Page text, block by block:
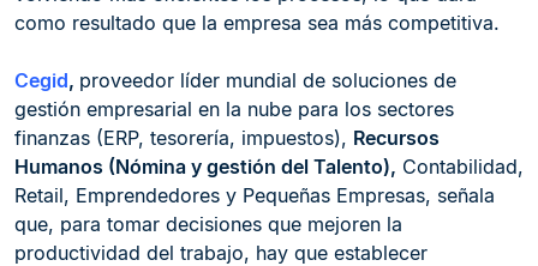
como resultado que la empresa sea más competitiva.
Cegid, proveedor líder mundial de soluciones de
gestión empresarial en la nube para los sectores
finanzas (ERP, tesorería, impuestos), Recursos
Humanos (Nómina y gestión del Talento), Contabilidad,
Retail, Emprendedores y Pequeñas Empresas, señala
que, para tomar decisiones que mejoren la
productividad del trabajo, hay que establecer